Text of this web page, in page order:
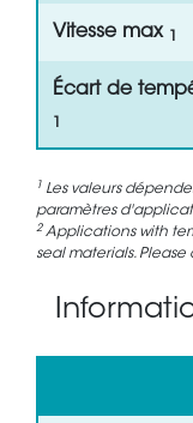
Vitesse max
Écart de
1 Les valeurs
paramètres
2 Applications with
seal materials. Please